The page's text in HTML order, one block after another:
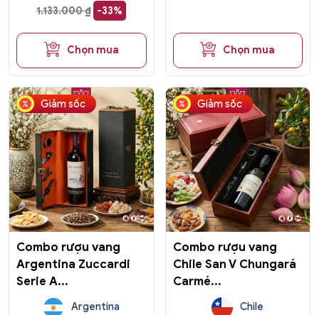
1.133.000₫ -33%
Chọn mua
1.422.000 ₫
đến
Chọn mua
Giảm sốc
Combo rượu vang
Argentina Zuccardi
Serie A...
Argentina
Giảm sốc
Combo rượu vang
Chile San V Chungará
Carmé...
Chile